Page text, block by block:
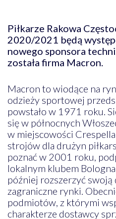
Piłkarze Rakowa
2020/2021 będą
nowego sponsora
została firma Macron.
Macron to wiodące na
odzieży sportowej
powstało w 1971 roku.
się w północnych
w miejscowości
strojów dla drużyn
poznać w 2001 roku,
lokalnym klubem
później rozszerzyć swoją
zagraniczne rynki.
podmiotów, z którymi
charakterze dostawcy